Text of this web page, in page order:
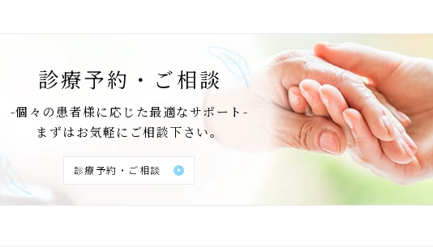
診療予約・ご相談
-個々の患者様に応じた最適なサポート-
まずはお気軽にご相談下さい。
診療予約・ご相談